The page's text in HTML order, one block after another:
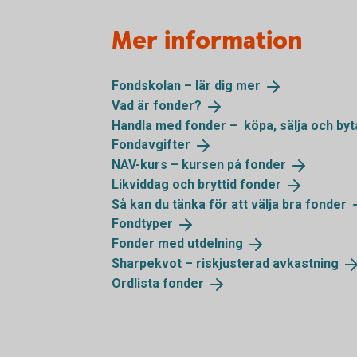
Mer information
Fondskolan – lär dig mer
Vad är fonder?
Handla med fonder – köpa, sälja och
Fondavgifter
NAV-kurs – kursen på fonder
Likviddag och bryttid fonder
Så kan du tänka för att välja bra fonder
Fondtyper
Fonder med utdelning
Sharpekvot – riskjusterad avkastning
Ordlista fonder